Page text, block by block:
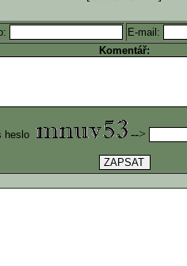
E-mail:
Komentář:
heslo -->